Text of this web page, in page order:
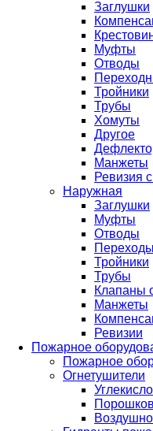
Заглушки
Муфты
Отводы
Тройники
Трубы
Хомуты
Другое
Манжеты
Ревизия
Наружная
Заглушки
Муфты
Отводы
Переходы
Тройники
Трубы
Клапаны
Манжеты
Ревизии
Пожарное
Пожарное
Огнетушители